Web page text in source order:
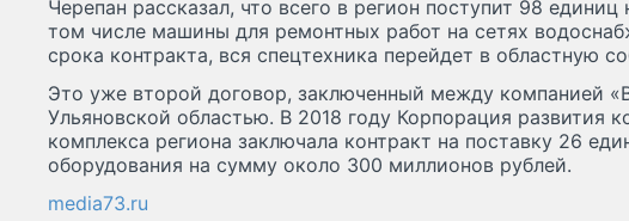
Черепан рассказал, что всего в регион поступит 98 единиц
том числе машины для ремонтных работ на сетях
срока контракта, вся спецтехника перейдет в областную
Это уже второй договор, заключенный между компанией
Ульяновской областью. В 2018 году Корпорация развития
комплекса региона заключала контракт на поставку 26
оборудования на сумму около 300 миллионов рублей.
media73.ru